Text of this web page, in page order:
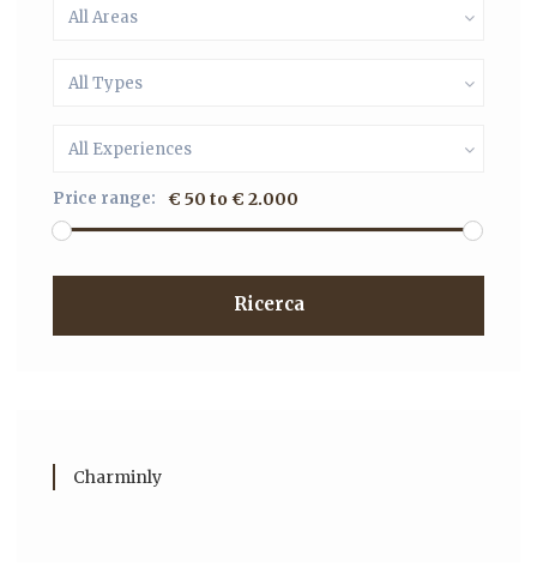
All Areas
All Types
All Experiences
Price range: € 50 to € 2.000
Ricerca
Charminly